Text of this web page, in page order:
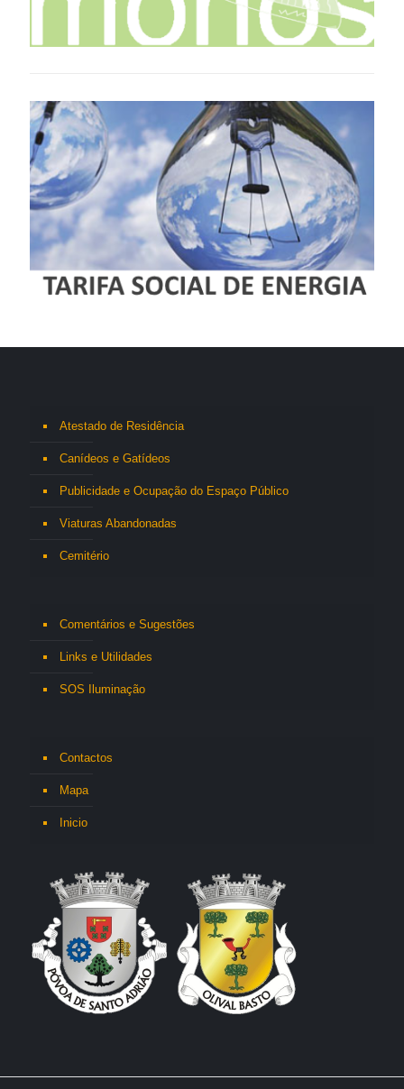
Atestado de Residência
Canídeos e Gatídeos
Publicidade e Ocupação do Espaço Público
Viaturas Abandonadas
Cemitério
Comentários e Sugestões
Links e Utilidades
SOS Iluminação
Contactos
Mapa
Inicio